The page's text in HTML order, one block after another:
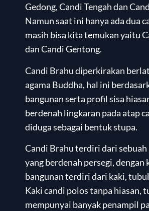
Gedong, Candi Tengah dan
Namun saat ini hanya ada dua
masih bisa kita temukan yaitu
dan Candi Gentong.
Candi Brahu diperkirakan
agama Buddha, hal ini
bangunan serta profil sisa
berdenah lingkaran pada atap
diduga sebagai bentuk stupa.
Candi Brahu terdiri dari sebuah
yang berdenah persegi, dengan
bangunan terdiri dari kaki,
Kaki candi polos tanpa hiasan,
mempunyai banyak penampil